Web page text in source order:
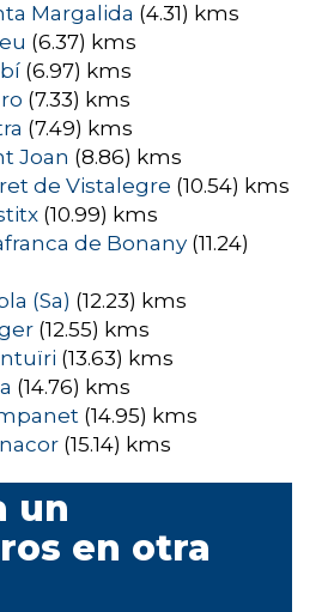
Margalida (4.31) kms
(6.37) kms
(6.97) kms
(7.33) kms
(7.49) kms
Joan (8.86) kms
de Vistalegre (10.54) kms
(10.99) kms
de Bonany (11.24)
(Sa) (12.23) kms
(12.55) kms
(13.63) kms
(14.76) kms
(14.95) kms
(15.14) kms
un
en otra